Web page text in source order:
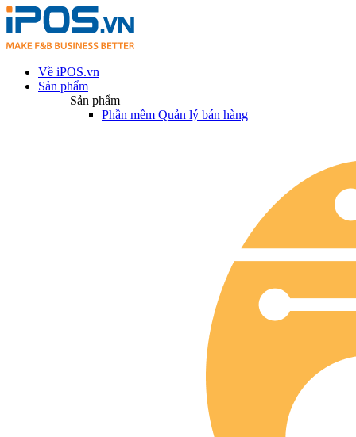
Về iPOS.vn
Sản phẩm
Sản phẩm
Phần mềm Quản lý bán hàng